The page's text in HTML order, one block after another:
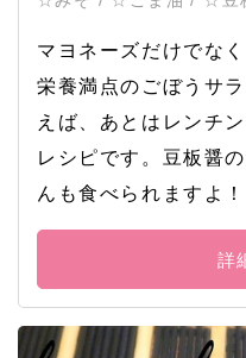
マヨネーズだけでな
栄養満点のごぼうサ
えば、あとはレンチ
レシピです。豆板醤
んも食べられますよ！
詳